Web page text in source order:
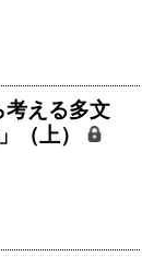
考える多文
（上）